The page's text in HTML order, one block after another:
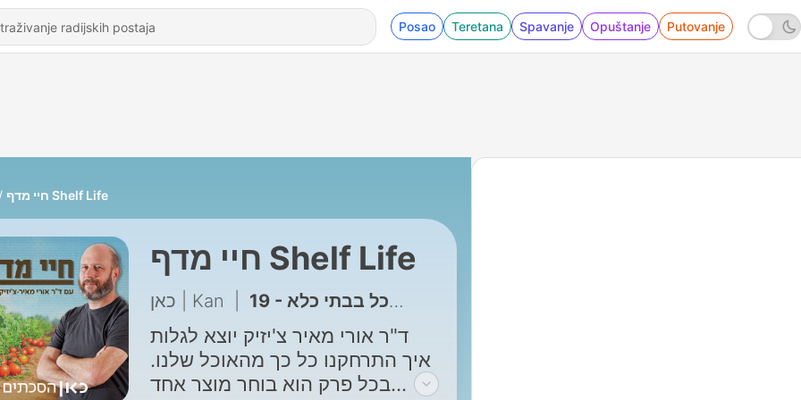
Posao Teretana Spavanje Opuštanje Putovanje
חיי מדף Shelf Life
חיי מדף Shelf Life
כאן | Kan 19 - חיי מגש: אוכל בבתי כלא
ד"ר אורי מאיר צ'יזיק יוצא לגלות
איך התרחקנו כל כך מהאוכל שלנו.
בכל פרק הוא בוחר מוצר אחד